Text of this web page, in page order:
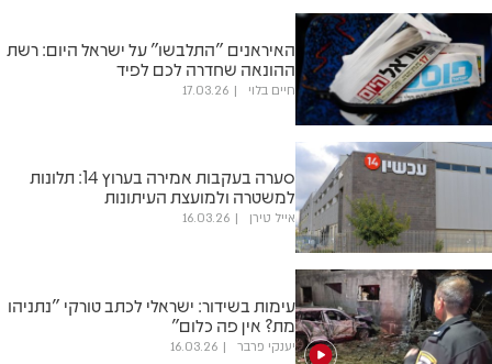
האיראנים "התלבשו" על ישראל היום: רשת
ההונאה שחדרה לכם לפיד
חיים בלוי 17.03.26
סערה בעקבות אמירה בערוץ 14: תלונות
למשטרה ולמועצת העיתונות
אייל טירן 16.03.26
עימות בשידור: ישראלי לכתב טורקי "נתניהו
מת? אין פה כלום"
יענקי פרבר 16.03.26